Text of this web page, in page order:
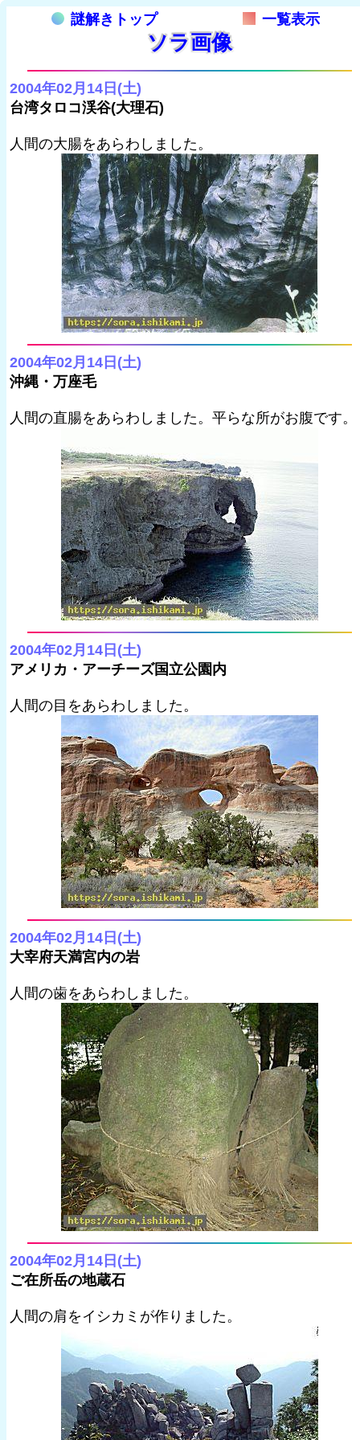
謎解きトップ 一覧表示
ソラ画像
2004年02月14日(土)
台湾タロコ渓谷(大理石)
人間の大腸をあらわしました。
2004年02月14日(土)
沖縄・万座毛
人間の直腸をあらわしました。平らな所がお腹です。
2004年02月14日(土)
アメリカ・アーチーズ国立公園内
人間の目をあらわしました。
2004年02月14日(土)
大宰府天満宮内の岩
人間の歯をあらわしました。
2004年02月14日(土)
ご在所岳の地蔵石
人間の肩をイシカミが作りました。